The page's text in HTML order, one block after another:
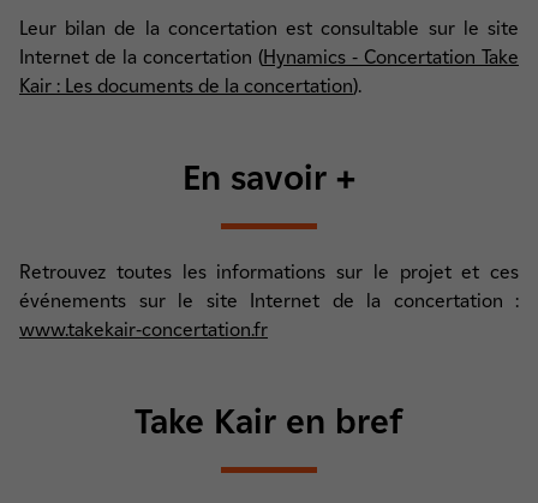
Leur bilan de la concertation est consultable sur le site
Internet de la concertation (Hynamics - Concertation Take
Kair : Les documents de la concertation).
En savoir +
Retrouvez toutes les informations sur le projet et ces
événements sur le site Internet de la concertation :
www.takekair-concertation.fr
Take Kair en bref